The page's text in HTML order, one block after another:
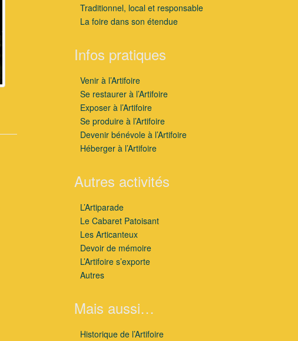
Traditionnel, local et responsable
La foire dans son étendue
Infos pratiques
Venir à l’Artifoire
Se restaurer à l’Artifoire
Exposer à l’Artifoire
Se produire à l’Artifoire
Devenir bénévole à l’Artifoire
Héberger à l’Artifoire
Autres activités
L’Artiparade
Le Cabaret Patoisant
Les Articanteux
Devoir de mémoire
L’Artifoire s’exporte
Autres
Mais aussi…
Historique de l’Artifoire